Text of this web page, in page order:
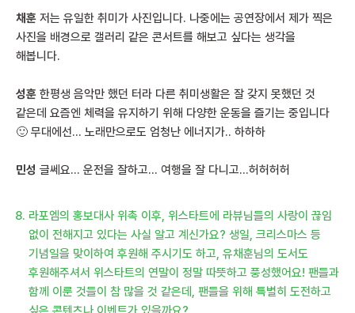
채훈 저는 유일한 취미가 사진입니다. 나중에는 공연장에서 제가 찍은
사진을 배경으로 갤러리 같은 콘서트를 해보고 싶다는 생각을
해봅니다.
성훈 한평생 음악만 했던 터라 다른 취미생활은 잘 갖지 못했던 것
같은데 요즘엔 체력을 유지하기 위해 다양한 운동을 즐기는 중입니다
🙂 무대에선… 노래만으로도 엄청난 에너지가.. 하하하
민성 글쎄요… 운전을 잘하고… 여행을 잘 다니고…허허허허
라포엠의 홍보대사 위촉 이후, 위스타트에 라뷰님들의 사랑이 끊임
없이 전해지고 있다는 사실 알고 계신가요? 생일, 크리스마스 등
기념일을 맞이하여 후원해 주시기도 하고, 유채훈님의 도서도
후원해주셔서 위스타트의 연말이 정말 따뜻하고 풍성했어요! 팬들과
함께 이룬 것들이 참 많을 것 같은데, 팬들을 위해 특별히 도전하고